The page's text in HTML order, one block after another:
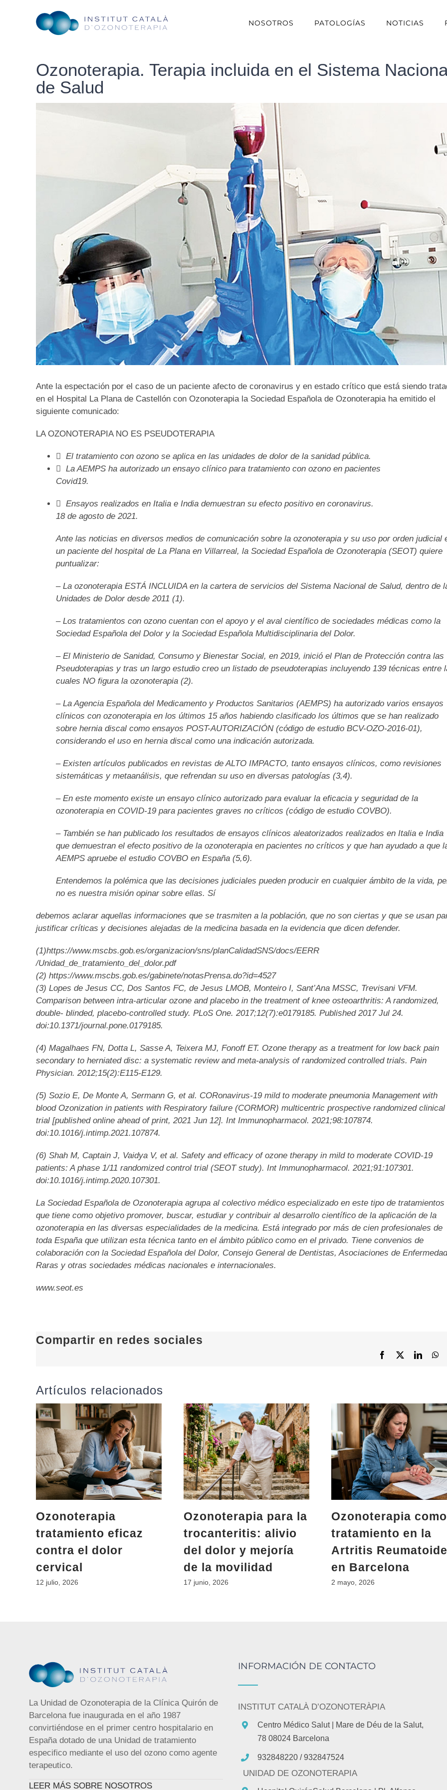
NOSOTROS PATOLOGÍAS NOTICIAS
Ozonoterapia. Terapia incluida en el Sistema
de Salud
Ante la espectación por el caso de un paciente afecto de coronavirus y en estado crítico que está siendo
en el Hospital La Plana de Castellón con Ozonoterapia la Sociedad Española de Ozonoterapia ha emitido el
siguiente comunicado:
LA OZONOTERAPIA NO ES PSEUDOTERAPIA
 El tratamiento con ozono se aplica en las unidades de dolor de la sanidad pública.
 La AEMPS ha autorizado un ensayo clínico para tratamiento con ozono en pacientes
Covid19.
 Ensayos realizados en Italia e India demuestran su efecto positivo en coronavirus.
18 de agosto de 2021.
Ante las noticias en diversos medios de comunicación sobre la ozonoterapia y su uso por orden judicial
un paciente del hospital de La Plana en Villarreal, la Sociedad Española de Ozonoterapia (SEOT) quiere
puntualizar:
– La ozonoterapia ESTÁ INCLUIDA en la cartera de servicios del Sistema Nacional de Salud, dentro de
Unidades de Dolor desde 2011 (1).
–Los tratamientos con ozono cuentan con el apoyo y el aval científico de sociedades médicas como la
Sociedad Española del Dolor y la Sociedad Española Multidisciplinaria del Dolor.
– El Ministerio de Sanidad, Consumo y Bienestar Social, en 2019, inició el Plan de Protección contra las
Pseudoterapias y tras un largo estudio creo un listado de pseudoterapias incluyendo 139 técnicas entre
cuales NO figura la ozonoterapia (2).
– La Agencia Española del Medicamento y Productos Sanitarios (AEMPS) ha autorizado varios ensayos
clínicos con ozonoterapia en los últimos 15 años habiendo clasificado los últimos que se han realizado
sobre hernia discal como ensayos POST-AUTORIZACIÓN (código de estudio BCV-OZO-2016-01),
considerando el uso en hernia discal como una indicación autorizada.
– Existen artículos publicados en revistas de ALTO IMPACTO, tanto ensayos clínicos, como revisiones
sistemáticas y metaanálisis, que refrendan su uso en diversas patologías (3,4).
– En este momento existe un ensayo clínico autorizado para evaluar la eficacia y seguridad de la
ozonoterapia en COVID-19 para pacientes graves no críticos (código de estudio COVBO).
– También se han publicado los resultados de ensayos clínicos aleatorizados realizados en Italia e India
que demuestran el efecto positivo de la ozonoterapia en pacientes no críticos y que han ayudado a que
AEMPS apruebe el estudio COVBO en España (5,6).
Entendemos la polémica que las decisiones judiciales pueden producir en cualquier ámbito de la vida,
no es nuestra misión opinar sobre ellas. Sí
debemos aclarar aquellas informaciones que se trasmiten a la población, que no son ciertas y que se usan
justificar críticas y decisiones alejadas de la medicina basada en la evidencia que dicen defender.
(1)https://www.mscbs.gob.es/organizacion/sns/planCalidadSNS/docs/EERR
/Unidad_de_tratamiento_del_dolor.pdf
(2) https://www.mscbs.gob.es/gabinete/notasPrensa.do?id=4527
(3) Lopes de Jesus CC, Dos Santos FC, de Jesus LMOB, Monteiro I, Sant’Ana MSSC, Trevisani VFM.
Comparison between intra-articular ozone and placebo in the treatment of knee osteoarthritis: A randomized,
double- blinded, placebo-controlled study. PLoS One. 2017;12(7):e0179185. Published 2017 Jul 24.
doi:10.1371/journal.pone.0179185.
(4) Magalhaes FN, Dotta L, Sasse A, Teixera MJ, Fonoff ET. Ozone therapy as a treatment for low back pain
secondary to herniated disc: a systematic review and meta-analysis of randomized controlled trials. Pain
Physician. 2012;15(2):E115-E129.
(5) Sozio E, De Monte A, Sermann G, et al. CORonavirus-19 mild to moderate pneumonia Management with
blood Ozonization in patients with Respiratory failure (CORMOR) multicentric prospective randomized clinical
trial [published online ahead of print, 2021 Jun 12]. Int Immunopharmacol. 2021;98:107874.
doi:10.1016/j.intimp.2021.107874.
(6) Shah M, Captain J, Vaidya V, et al. Safety and efficacy of ozone therapy in mild to moderate COVID-19
patients: A phase 1/11 randomized control trial (SEOT study). Int Immunopharmacol. 2021;91:107301.
doi:10.1016/j.intimp.2020.107301.
La Sociedad Española de Ozonoterapia agrupa al colectivo médico especializado en este tipo de tratamientos
que tiene como objetivo promover, buscar, estudiar y contribuir al desarrollo científico de la aplicación de la
ozonoterapia en las diversas especialidades de la medicina. Está integrado por más de cien profesionales de
toda España que utilizan esta técnica tanto en el ámbito público como en el privado. Tiene convenios de
colaboración con la Sociedad Española del Dolor, Consejo General de Dentistas, Asociaciones de
Raras y otras sociedades médicas nacionales e internacionales.
www.seot.es
Compartir en redes sociales
Facebook
Artículos relacionados
Ozonoterapia
tratamiento eficaz
contra el dolor
cervical
12 julio, 2026
Ozonoterapia para la
trocanteritis: alivio
del dolor y mejoría
de la movilidad
17 junio, 2026
Ozonoterapia como
tratamiento en la
Artritis Reumatoide
en Barcelona
2 mayo, 2026
La Unidad de Ozonoterapia de la Clínica Quirón de
Barcelona fue inaugurada en el año 1987
convirtiéndose en el primer centro hospitalario en
España dotado de una Unidad de tratamiento
especifico mediante el uso del ozono como agente
terapeutico.
LEER MÁS SOBRE NOSOTROS
INFORMACIÓN DE CONTACTO
INSTITUT CATALÀ D’OZONOTERÀPIA
Centro Médico Salut| Mare de Déu de la Salut,
78 08024 Barcelona
932848220 / 932847524
UNIDAD DE OZONOTERAPIA